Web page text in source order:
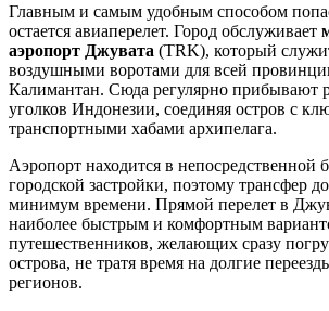
Главным и самым удобным способом
остается авиаперелет. Город обслуживает
аэропорт Джувата (TRK), который
воздушными воротами для всей
Калимантан. Сюда регулярно прибывают
уголков Индонезии, соединяя остров с
транспортными хабами архипелага.
Аэропорт находится в непосредственной
городской застройки, поэтому трансфер
минимум времени. Прямой перелет в
наиболее быстрым и комфортным
путешественников, желающих сразу
острова, не тратя время на долгие
регионов.